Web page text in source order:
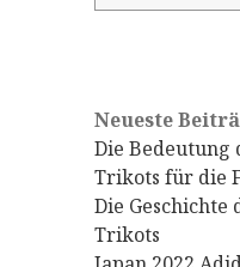
Neueste
Die Bedeutung
Trikots für die
Die Geschichte
Trikots